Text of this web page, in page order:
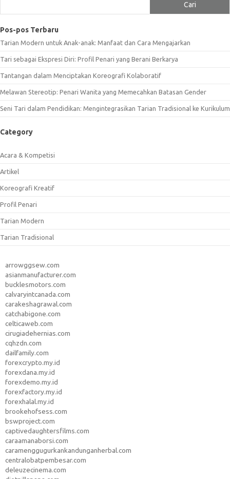
Cari
Pos-pos Terbaru
Tarian Modern untuk Anak-anak: Manfaat dan Cara Mengajarkan
Tari sebagai Ekspresi Diri: Profil Penari yang Berani Berkarya
Tantangan dalam Menciptakan Koreografi Kolaboratif
Melawan Stereotip: Penari Wanita yang Memecahkan Batasan Gender
Seni Tari dalam Pendidikan: Mengintegrasikan Tarian Tradisional ke Kurikulum
Category
Acara & Kompetisi
Artikel
Koreografi Kreatif
Profil Penari
Tarian Modern
Tarian Tradisional
arrowggsew.com
asianmanufacturer.com
bucklesmotors.com
calvaryintcanada.com
carakeshagrawal.com
catchabigone.com
celticaweb.com
cirugiadehernias.com
cqhzdn.com
dailfamily.com
forexcrypto.my.id
forexdana.my.id
forexdemo.my.id
forexfactory.my.id
forexhalal.my.id
brookehofsess.com
bswproject.com
captivedaughtersfilms.com
caraamanaborsi.com
caramenggugurkankandunganherbal.com
centralobatpembesar.com
deleuzecinema.com